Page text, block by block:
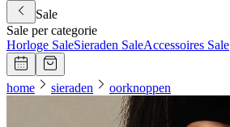
Sale
Sale per categorie
Horloge SaleSieraden SaleAccessoires Sale
home sieraden oorknoppen